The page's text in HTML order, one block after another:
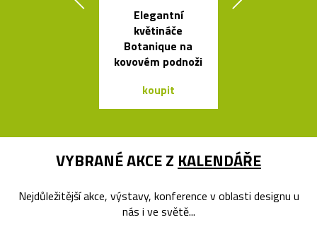
Elegantní
květináče
Botanique na
kovovém podnoži
koupit
VYBRANÉ AKCE Z KALENDÁŘE
Nejdůležitější akce, výstavy, konference v oblasti designu u
nás i ve světě...